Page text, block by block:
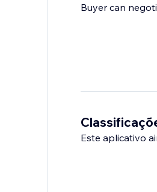
Este aplicativo